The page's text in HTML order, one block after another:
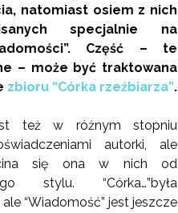
natomiast osiem z nich
specjalnie na
Część – te
– może być traktowana
zbioru “Córka rzeźbiarza”.
też w różnym stopniu
autorki, ale
się ona w nich od
stylu. “Córka…”była
“Wiadomość” jest jeszcze